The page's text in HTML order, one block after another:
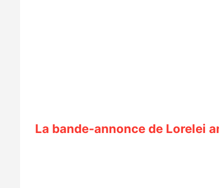
La bande-annonce de Lorelei